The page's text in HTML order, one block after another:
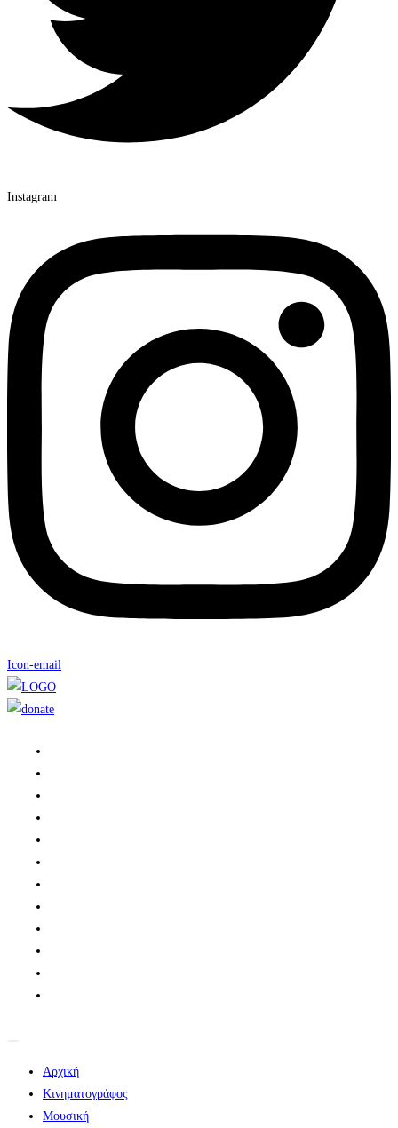
Instagram
Icon-email
Αρχική
Κινηματογράφος
Μουσική